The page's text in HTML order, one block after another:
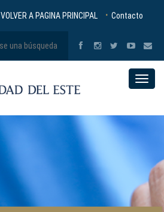
VOLVER A PAGINA PRINCIPAL Contacto
Toggle